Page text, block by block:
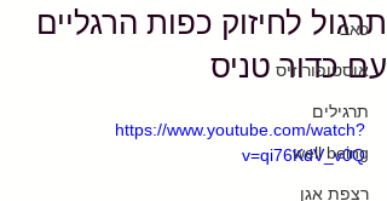
כאב
אוסטופורוזיס
תרגילים
well being
רצפת אגן
תרגול לחיזוק כפות הרגליים
עם כדור טניס
https://www.youtube.com/watch?
v=qi76KdV_v0Q